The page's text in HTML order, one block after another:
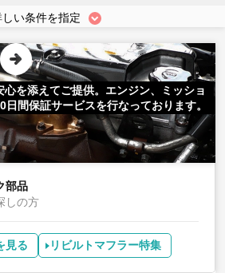
しい条件を指定
心を添えてご提供。エンジン、ミッショ
間保証サービスを行なっております。
部品
しの方
見る リビルトマフラー特集